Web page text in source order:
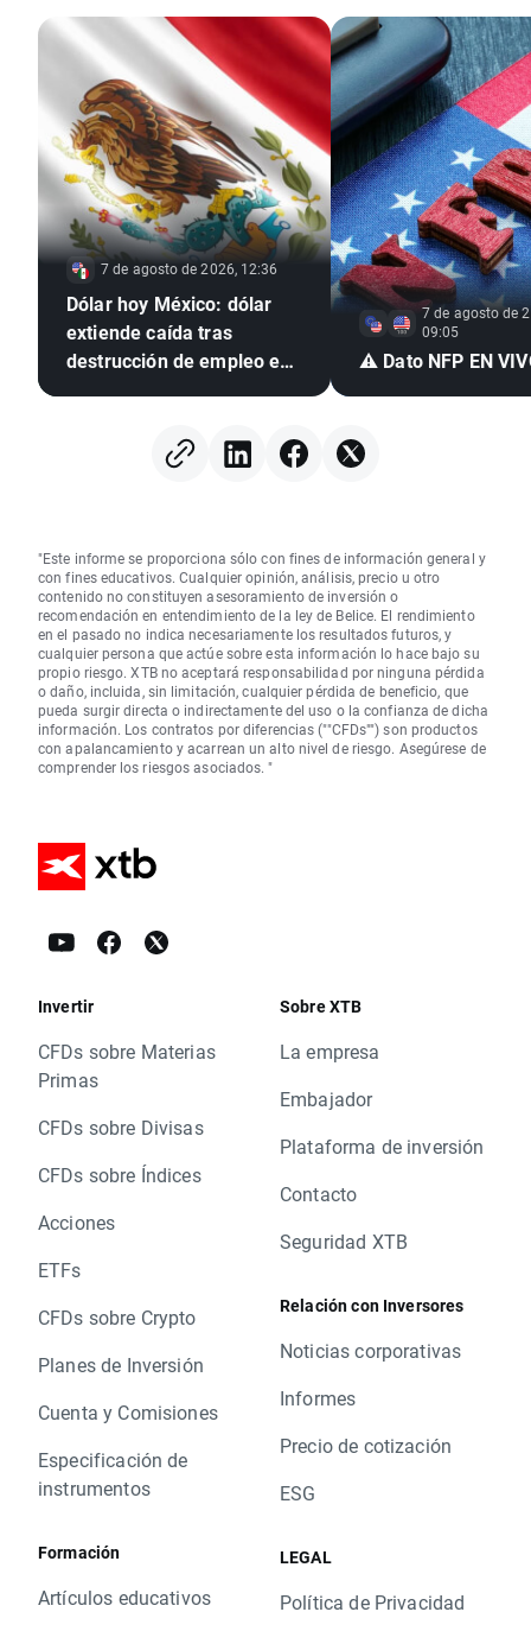
7 de agosto de 2026, 12:36
Dólar hoy México: dólar
extiende caída tras
destrucción de empleo en
7 de agosto de
09:05
⚠️ Dato NFP EN
"Este informe se proporciona sólo con fines de información general y
con fines educativos. Cualquier opinión, análisis, precio u otro
contenido no constituyen asesoramiento de inversión o
recomendación en entendimiento de la ley de Belice. El rendimiento
en el pasado no indica necesariamente los resultados futuros, y
cualquier persona que actúe sobre esta información lo hace bajo su
propio riesgo. XTB no aceptará responsabilidad por ninguna pérdida
o daño, incluida, sin limitación, cualquier pérdida de beneficio, que
pueda surgir directa o indirectamente del uso o la confianza de dicha
información. Los contratos por diferencias (""CFDs"") son productos
con apalancamiento y acarrean un alto nivel de riesgo. Asegúrese de
comprender los riesgos asociados. "
Invertir
CFDs sobre Materias
Primas
CFDs sobre Divisas
CFDs sobre Índices
Acciones
ETFs
CFDs sobre Crypto
Planes de Inversión
Cuenta y Comisiones
Especificación de
instrumentos
Formación
Artículos educativos
Sobre XTB
La empresa
Embajador
Plataforma de inversión
Contacto
Seguridad XTB
Relación con Inversores
Noticias corporativas
Informes
Precio de cotización
ESG
LEGAL
Política de Privacidad